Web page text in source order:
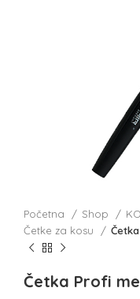
Početna Shop
Četke za kosu
Četka Profi